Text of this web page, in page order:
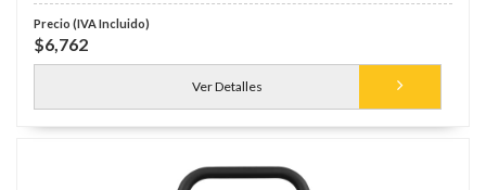
$6,762
Ver Detalles